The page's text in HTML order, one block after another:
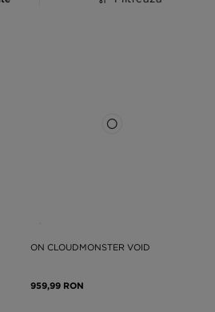
ON CLOUDMONSTER VOID
959,99 RON